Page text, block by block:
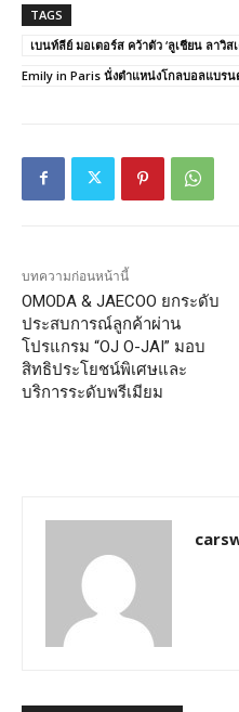
TAGS
เบนท์ลีย์ มอเตอร์ส คว้าตัว ‘ลูเชียน ลาวิ
Emily in Paris นั่งตำแหน่งโกลบอลแบร
บทความก่อนหน้านี้
OMODA & JAECOO ยกระดับ
ประสบการณ์ลูกค้าผ่าน
โปรแกรม “OJ O-JAI” มอบ
สิทธิประโยชน์พิเศษและ
บริการระดับพรีเมียม